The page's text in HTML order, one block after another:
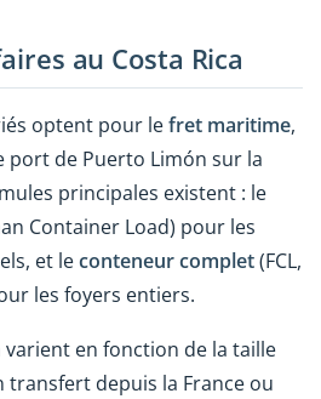
au Costa Rica
optent pour lefret maritime,
port de Puerto Limón sur la
principales existent : le
Container Load) pour les
et leconteneur complet(FCL,
les foyers entiers.
en fonction de la taille
depuis la France ou